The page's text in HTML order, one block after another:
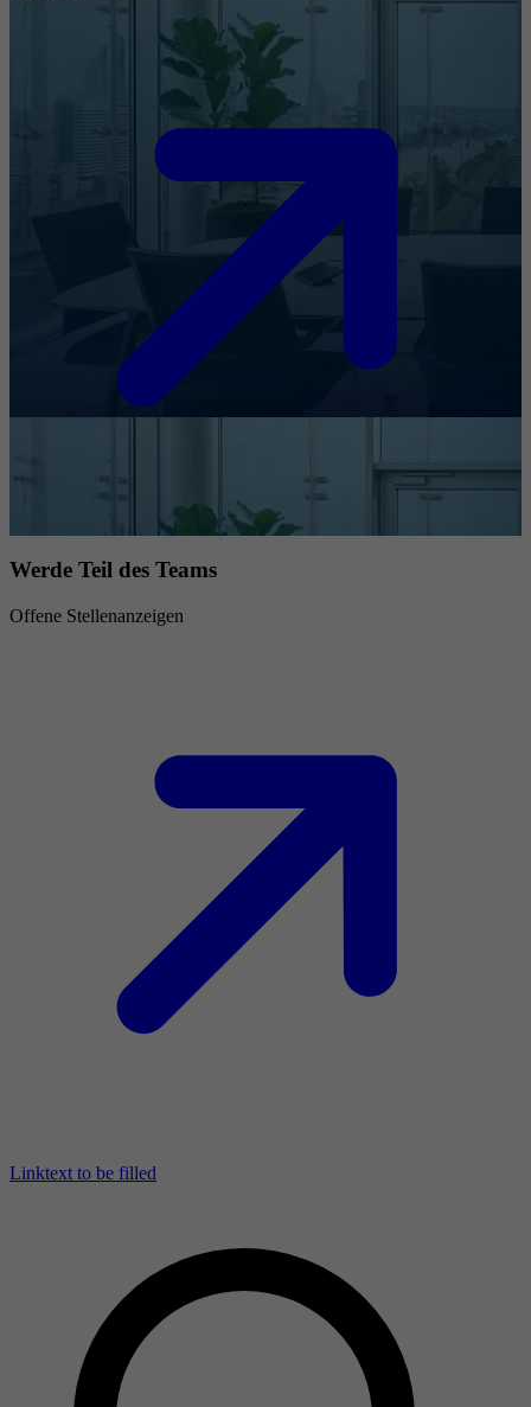
Werde Teil des Teams
Offene Stellenanzeigen
Linktext to be filled